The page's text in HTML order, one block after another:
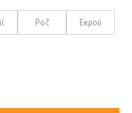
Ροζ Εκρού